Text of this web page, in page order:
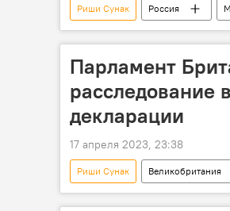
Риши Сунак Россия
Великобритания
Парламент
расследование
декларации
17 апреля 2023, 23:38
Риши Сунак Великобритания